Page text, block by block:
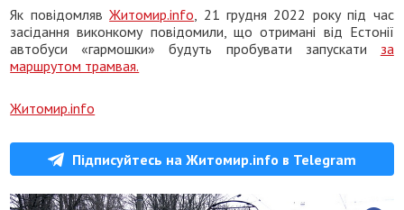
Як повідомлявЖитомир.info, 21 грудня 2022 року під час
засідання виконкому повідомили, що отримані від Естонії
автобуси «гармошки» будуть пробувати запускати за
маршрутом трамвая.
Житомир.info
Підписуйтесь на Житомир.info в Telegram